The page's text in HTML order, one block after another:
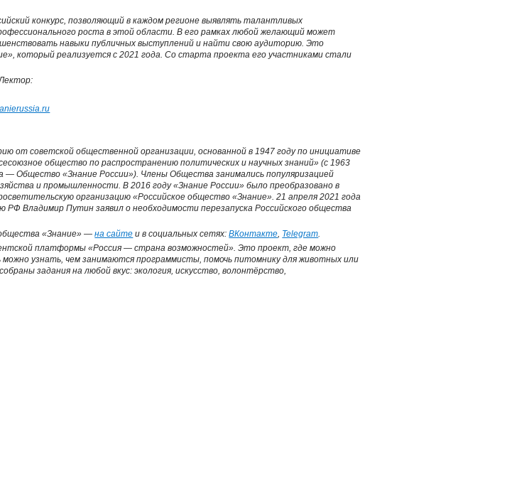
конкурс, позволяющий в каждом регионе выявлять талантливых
роста в этой области. В его рамках любой желающий может
навыки публичных выступлений и найти свою аудиторию. Это
который реализуется с 2021 года. Со старта проекта его участниками стали
от советской общественной организации, основанной в 1947 году по инициативе
общество по распространению политических и научных знаний» (с 1963
— Общество «Знание России»). Члены Общества занимались популяризацией
и промышленности. В 2016 году «Знание России» было преобразовано в
организацию «Российское общество «Знание». 21 апреля 2021 года
Владимир Путин заявил о необходимости перезапуска Российского общества
«Знание» —на сайте и в социальных сетях:ВКонтакте Telegram
платформы «Россия — страна возможностей». Это проект, где можно
узнать, чем занимаются программисты, помочь питомнику для животных или
задания на любой вкус: экология, искусство, волонтёрство,